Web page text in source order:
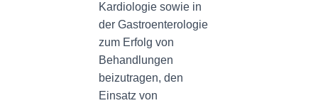
Kardiologie sowie in
der Gastroenterologie
zum Erfolg von
Behandlungen
beizutragen, den
Einsatz von